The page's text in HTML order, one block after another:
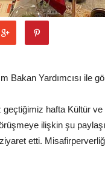
Bakan Yardımcısı ile
hafta Kültür
ilişkin şu
etti.